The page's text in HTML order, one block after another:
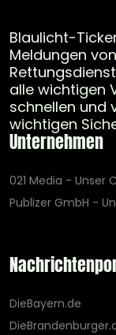
Blaulicht-
Meldungen
alle wichtigen
schnellen und
wichtigen
Unternehmen
021 Media - Unser
Publizer GmbH -
DieBayern.de